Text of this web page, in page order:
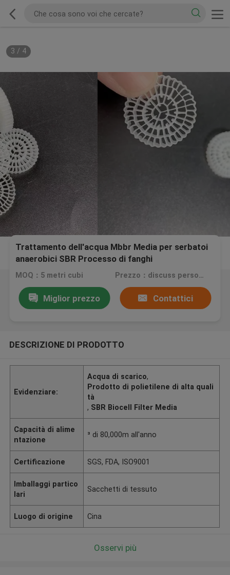
3 / 4
Trattamento dell'acqua Mbbr Media per serbatoi
anaerobici SBR Processo di fanghi
MOQ：5 metri cubi Prezzo：discuss personally
Miglior prezzo Contattici
DESCRIZIONE DI PRODOTTO
Evidenziare:
Acqua di scarico,
Prodotto di polietilene di alta quali
tà
, SBR Biocell Filter Media
Capacità di alime
ntazione
³ di 80,000m all'anno
Certificazione SGS, FDA, ISO9001
Imballaggi partico
lari
Sacchetti di tessuto
Luogo di origine Cina
Osservi più